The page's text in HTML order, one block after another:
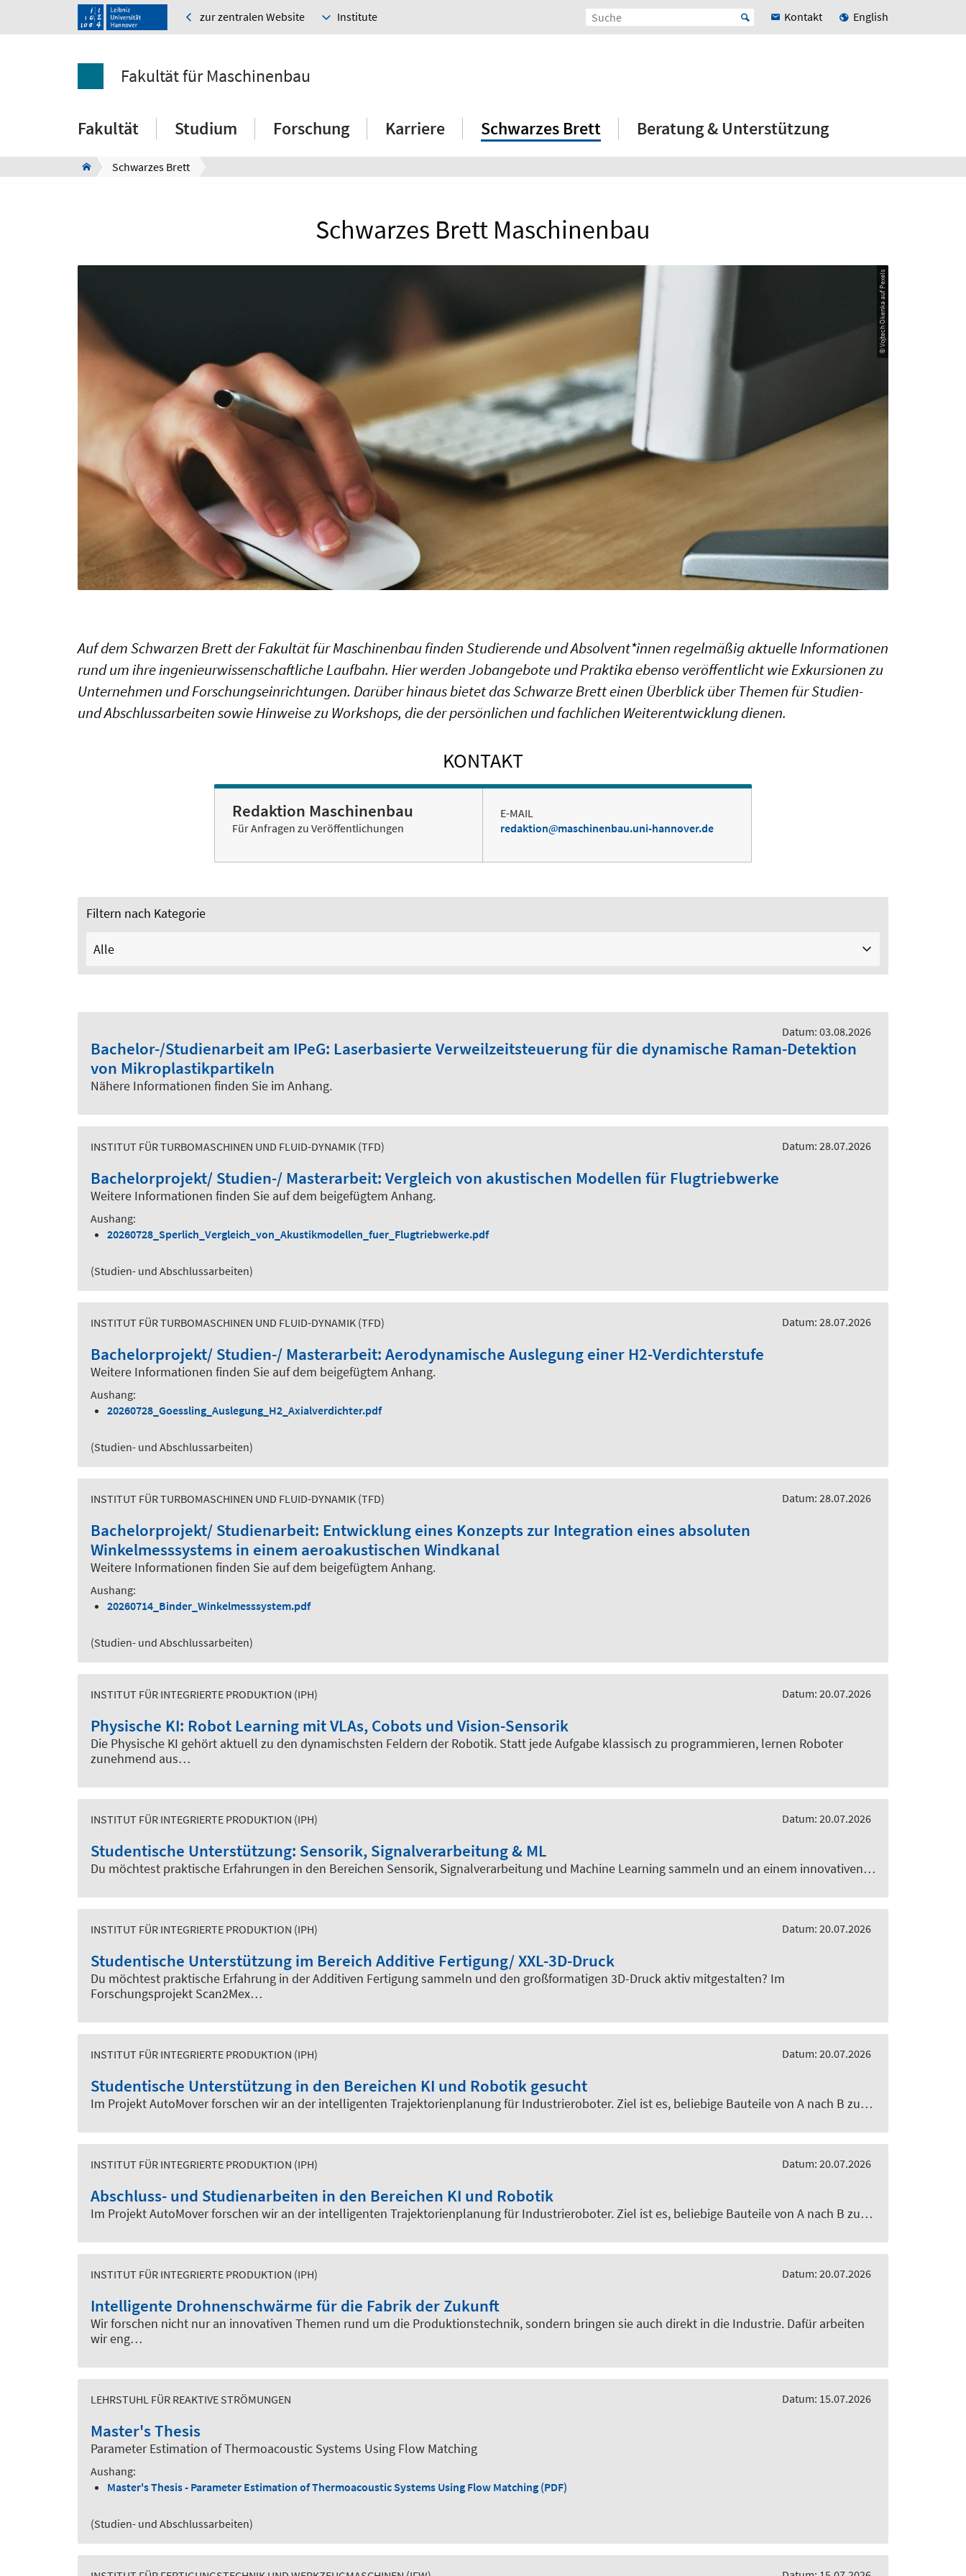
zur zentralen Website Institute Kontakt English
Fakultät für Maschinenbau
Fakultät Studium Forschung Karriere Schwarzes Brett Beratung & Unterstützung
Schwarzes Brett
Schwarzes Brett Maschinenbau
© Vojtech Okenka auf Pexels
Auf dem Schwarzen Brett der Fakultät für Maschinenbau finden Studierende und Absolvent*innen regelmäßig aktuelle Informationen
rund um ihre ingenieurwissenschaftliche Laufbahn. Hier werden Jobangebote und Praktika ebenso veröffentlicht wie Exkursionen zu
Unternehmen und Forschungseinrichtungen. Darüber hinaus bietet das Schwarze Brett einen Überblick über Themen für Studien-
und Abschlussarbeiten sowie Hinweise zu Workshops, die der persönlichen und fachlichen Weiterentwicklung dienen.
KONTAKT
Redaktion Maschinenbau
Für Anfragen zu Veröffentlichungen
E-MAIL
redaktion
maschinenbau.uni-hannover.de
Filtern nach Kategorie
Alle
Datum: 03.08.2026
Bachelor-/Studienarbeit am IPeG: Laserbasierte Verweilzeitsteuerung für die dynamische Raman-Detektion
von Mikroplastikpartikeln
Nähere Informationen finden Sie im Anhang.
INSTITUT FÜR TURBOMASCHINEN UND FLUID-DYNAMIK (TFD) Datum: 28.07.2026
Bachelorprojekt/ Studien-/ Masterarbeit: Vergleich von akustischen Modellen für Flugtriebwerke
Weitere Informationen finden Sie auf dem beigefügtem Anhang.
Aushang:
20260728_Sperlich_Vergleich_von_Akustikmodellen_fuer_Flugtriebwerke.pdf
(Studien- und Abschlussarbeiten)
INSTITUT FÜR TURBOMASCHINEN UND FLUID-DYNAMIK (TFD) Datum: 28.07.2026
Bachelorprojekt/ Studien-/ Masterarbeit: Aerodynamische Auslegung einer H2-Verdichterstufe
Weitere Informationen finden Sie auf dem beigefügtem Anhang.
Aushang:
20260728_Goessling_Auslegung_H2_Axialverdichter.pdf
(Studien- und Abschlussarbeiten)
INSTITUT FÜR TURBOMASCHINEN UND FLUID-DYNAMIK (TFD) Datum: 28.07.2026
Bachelorprojekt/ Studienarbeit: Entwicklung eines Konzepts zur Integration eines absoluten
Winkelmesssystems in einem aeroakustischen Windkanal
Weitere Informationen finden Sie auf dem beigefügtem Anhang.
Aushang:
20260714_Binder_Winkelmesssystem.pdf
(Studien- und Abschlussarbeiten)
INSTITUT FÜR INTEGRIERTE PRODUKTION (IPH) Datum: 20.07.2026
Physische KI: Robot Learning mit VLAs, Cobots und Vision-Sensorik
Die Physische KI gehört aktuell zu den dynamischsten Feldern der Robotik. Statt jede Aufgabe klassisch zu programmieren, lernen Roboter
zunehmend aus…
INSTITUT FÜR INTEGRIERTE PRODUKTION (IPH) Datum: 20.07.2026
Studentische Unterstützung: Sensorik, Signalverarbeitung & ML
Du möchtest praktische Erfahrungen in den Bereichen Sensorik, Signalverarbeitung und Machine Learning sammeln und an einem innovativen…
INSTITUT FÜR INTEGRIERTE PRODUKTION (IPH) Datum: 20.07.2026
Studentische Unterstützung im Bereich Additive Fertigung/ XXL-3D-Druck
Du möchtest praktische Erfahrung in der Additiven Fertigung sammeln und den großformatigen 3D-Druck aktiv mitgestalten? Im
Forschungsprojekt Scan2Mex…
INSTITUT FÜR INTEGRIERTE PRODUKTION (IPH) Datum: 20.07.2026
Studentische Unterstützung in den Bereichen KI und Robotik gesucht
Im Projekt AutoMover forschen wir an der intelligenten Trajektorienplanung für Industrieroboter. Ziel ist es, beliebige Bauteile von A nach B zu…
INSTITUT FÜR INTEGRIERTE PRODUKTION (IPH) Datum: 20.07.2026
Abschluss- und Studienarbeiten in den Bereichen KI und Robotik
Im Projekt AutoMover forschen wir an der intelligenten Trajektorienplanung für Industrieroboter. Ziel ist es, beliebige Bauteile von A nach B zu…
INSTITUT FÜR INTEGRIERTE PRODUKTION (IPH) Datum: 20.07.2026
Intelligente Drohnenschwärme für die Fabrik der Zukunft
Wir forschen nicht nur an innovativen Themen rund um die Produktionstechnik, sondern bringen sie auch direkt in die Industrie. Dafür arbeiten
wir eng…
LEHRSTUHL FÜR REAKTIVE STRÖMUNGEN Datum: 15.07.2026
Master's Thesis
Parameter Estimation of Thermoacoustic Systems Using Flow Matching
Aushang:
Master's Thesis - Parameter Estimation of Thermoacoustic Systems Using Flow Matching (PDF)
(Studien- und Abschlussarbeiten)